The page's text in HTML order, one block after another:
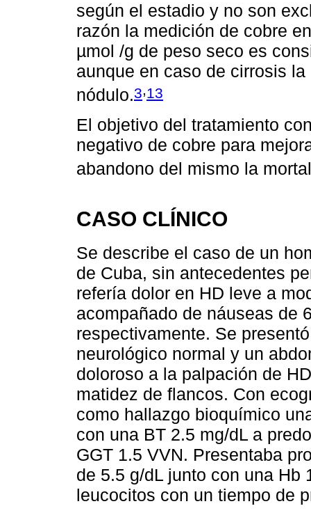
según el estadio y no son
razón la medición de cobre
µmol /g de peso seco es
aunque en caso de cirrosis
nódulo.3,13
El objetivo del tratamiento
negativo de cobre para
abandono del mismo la
CASO CLÍNICO
Se describe el caso de un
de Cuba, sin antecedentes
refería dolor en HD leve a
acompañado de náuseas de
respectivamente. Se
neurológico normal y un
doloroso a la palpación de
matidez de flancos. Con
como hallazgo bioquímico
con una BT 2.5 mg/dL a
GGT 1.5 VVN. Presentaba
de 5.5 g/dL junto con una Hb
leucocitos con un tiempo de